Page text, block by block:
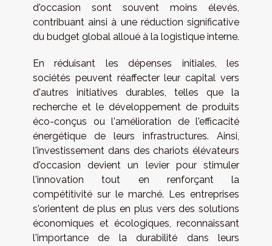
d'occasion sont souvent moins élevés,
contribuant ainsi à une réduction significative
du budget global alloué à la logistique interne.
En réduisant les dépenses initiales, les
sociétés peuvent réaffecter leur capital vers
d'autres initiatives durables, telles que la
recherche et le développement de produits
éco-conçus ou l'amélioration de l'efficacité
énergétique de leurs infrastructures. Ainsi,
l'investissement dans des chariots élévateurs
d'occasion devient un levier pour stimuler
l'innovation tout en renforçant la
compétitivité sur le marché. Les entreprises
s'orientent de plus en plus vers des solutions
économiques et écologiques, reconnaissant
l'importance de la durabilité dans leurs